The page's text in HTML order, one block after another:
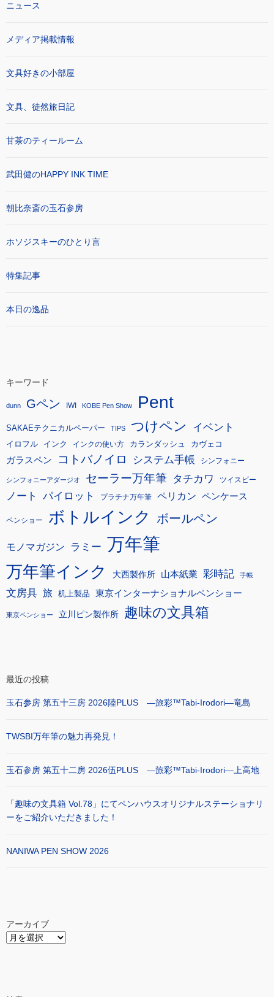
ニュース
メディア掲載情報
文具好きの小部屋
文具、徒然旅日記
甘茶のティールーム
武田健のHAPPY INK TIME
朝比奈斎の玉石参房
ホソジスキーのひとり言
特集記事
本日の逸品
キーワード
dunn Gペン IWI KOBE Pen Show Pent
SAKAEテクニカルペーパー TIPS つけペン イベント
イロフル インク インクの使い方 カランダッシュ カヴェコ
ガラスペン コトバノイロ システム手帳 シンフォニー
シンフォニーアダージオ セーラー万年筆 タチカワ ツイスビー
ノート パイロット プラチナ万年筆 ペリカン ペンケース
ペンショー ボトルインク ボールペン
モノマガジン ラミー 万年筆
万年筆インク 大西製作所 山本紙業 彩時記 手帳
文房具 旅 机上製品 東京インターナショナルペンショー
東京ペンショー 立川ピン製作所 趣味の文具箱
最近の投稿
玉石参房 第五十三房 2026陸PLUS ―旅彩™Tabi-Irodori―竜島
TWSBI万年筆の魅力再発見！
玉石参房 第五十二房 2026伍PLUS ―旅彩™Tabi-Irodori―上高地
「趣味の文具箱 Vol.78」にてペンハウスオリジナルステーショナリ
ーをご紹介いただきました！
NANIWA PEN SHOW 2026
アーカイブ